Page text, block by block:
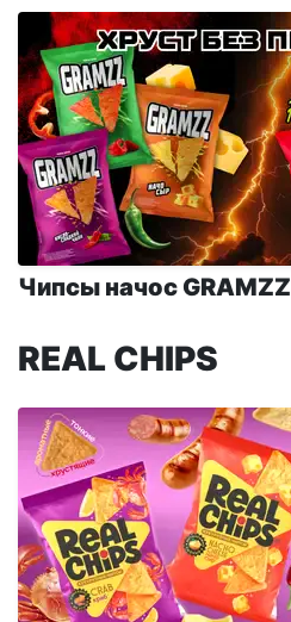
Чипсы начос GRAMZZ
REAL CHIPS